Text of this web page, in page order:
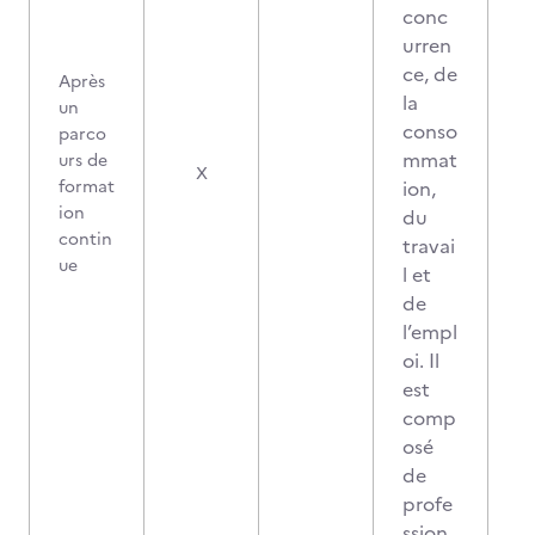
Après
un
parco
urs de
format
ion
contin
ue
X
conc
urren
ce, de
la
conso
mmat
ion,
du
travai
l et
de
l’empl
oi. Il
est
comp
osé
de
profe